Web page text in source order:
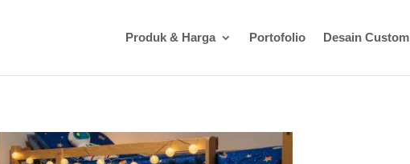
Produk & Harga Portofolio Desain Custom